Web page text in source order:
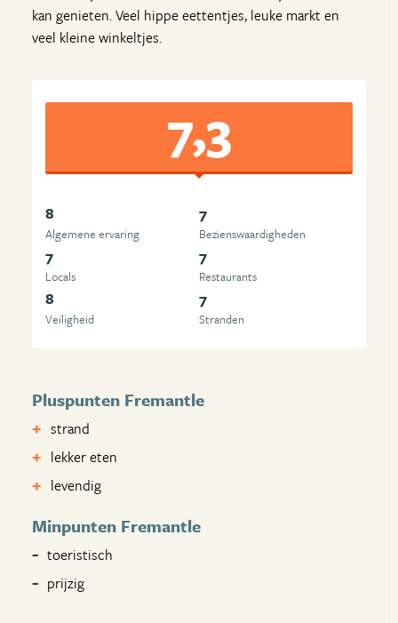
kan genieten. Veel hippe eettentjes, leuke markt en
veel kleine winkeltjes.
7,3
8
Algemene ervaring
7
Beziens­waardigheden
7
Locals
7
Restaurants
8
Veiligheid
7
Stranden
Pluspunten Fremantle
strand
lekker eten
levendig
Minpunten Fremantle
toeristisch
prijzig